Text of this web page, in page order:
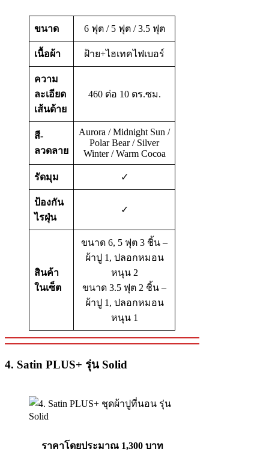
ขนาด 6 ฟุต / 5 ฟุต / 3.5 ฟุต
เนื้อผ้า ฝ้าย+ไฮเทคไฟเบอร์
ความ
ละเอียด
เส้นด้าย
460 ต่อ 10 ตร.ซม.
สี-
ลวดลาย
Aurora / Midnight Sun /
Polar Bear / Silver
Winter / Warm Cocoa
รัดมุม ✓
ป้องกัน
ไรฝุ่น
✓
สินค้า
ในเซ็ต
ขนาด 6, 5 ฟุต 3 ชิ้น –
ผ้าปู 1, ปลอกหมอน
หนุน 2
ขนาด 3.5 ฟุต 2 ชิ้น –
ผ้าปู 1, ปลอกหมอน
หนุน 1
4. Satin PLUS+ รุ่น Solid
ราคาโดยประมาณ 1,300 บาท